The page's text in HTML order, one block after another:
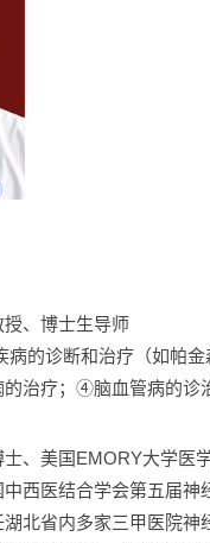
、博士生导师
的诊断和治疗（如帕
治疗；④脑血管病的诊
、美国EMORY大学医
西医结合学会第五届
北省内多家三甲医院神